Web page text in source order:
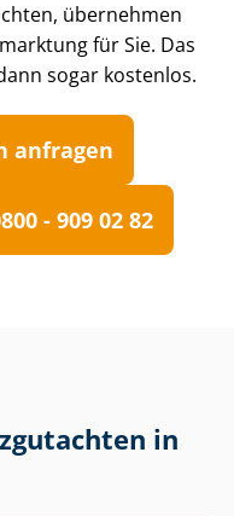
übernehmen
für Sie. Das
sogar kostenlos.
anfragen
- 909 02 82
in